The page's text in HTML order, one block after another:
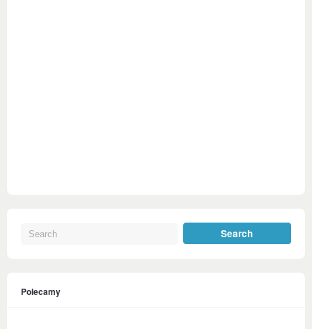
Polecamy